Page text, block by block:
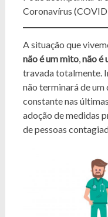
Coronavírus
A situação que
não é um mito,não é
travada totalmente.
não terminará de um
constante nas
adoção de medidas
de pessoas